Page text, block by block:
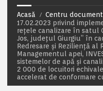
Acasă Centru
17.02.2023 privind
rețele canalizare în satul
Jos, județul Giurgiu” în
Redresare și Reziliență al
Managementul apei,
sistemelor de apă și
2 000 de locuitori
accelerat de conformare